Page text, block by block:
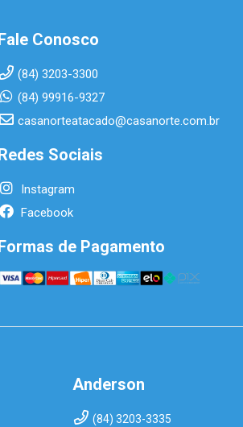
Conosco
(84) 3203-3300
(84) 99916-9327
casanorteatacado@casanorte.com.br
Sociais
Instagram
Facebook
de Pagamento
Anderson
(84) 3203-3335